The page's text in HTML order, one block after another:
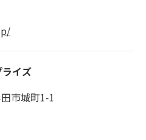
イズ
市城町1-1